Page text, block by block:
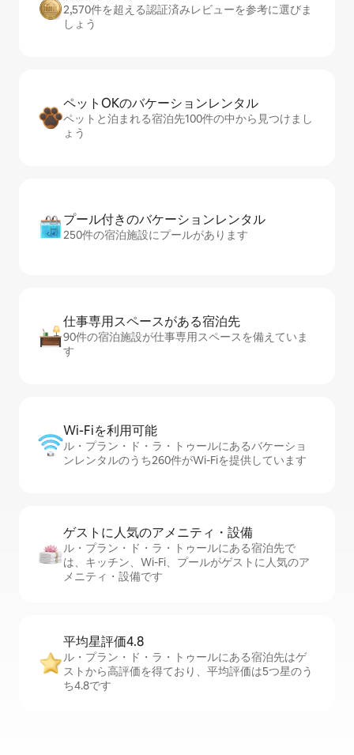
2,570件を超える認証済みレビューを参考に選びま
しょう
ペットOKのバ⁠ケ⁠ー⁠シ⁠ョ⁠ンレ⁠ン⁠タ⁠ル
ペットと泊まれる宿泊先100件の中から見つけまし
ょう
プール付きのバ⁠ケ⁠ー⁠シ⁠ョ⁠ンレ⁠ン⁠タ⁠ル
250件の宿泊施設にプールがあります
仕事専用ス⁠ペ⁠ー⁠スがあ⁠る宿⁠泊⁠先
90件の宿泊施設が仕事専用スペースを備えていま
す
Wi-Fiを利⁠用⁠可⁠能
ル・プラン・ド・ラ・トゥールにあるバケーショ
ンレンタルのうち260件がWi-Fiを提供しています
ゲストに人⁠気⁠のア⁠メ⁠ニ⁠テ⁠ィ・設⁠備
ル・プラン・ド・ラ・トゥールにある宿泊先で
は、キッチン、Wi-Fi、プールがゲストに人気のア
メニティ・設備です
平均星評価4.8
ル・プラン・ド・ラ・トゥールにある宿泊先はゲ
ストから高評価を得ており、平均評価は5つ星のう
ち4.8です